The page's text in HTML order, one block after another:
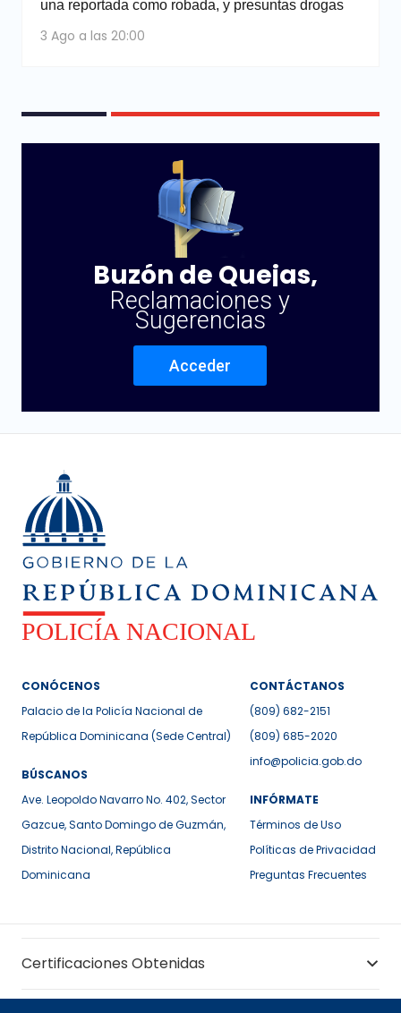
una reportada como robada, y presuntas drogas
3 Ago a las 20:00
Buzón de Quejas,
Reclamaciones y
Sugerencias
Acceder
CONÓCENOS
Palacio de la Policía Nacional de
República Dominicana (Sede Central)
BÚSCANOS
Ave. Leopoldo Navarro No. 402, Sector
Gazcue, Santo Domingo de Guzmán,
Distrito Nacional, República
Dominicana
CONTÁCTANOS
(809) 682-2151
(809) 685-2020
info@policia.gob.do
INFÓRMATE
Términos de Uso
Políticas de Privacidad
Preguntas Frecuentes
Certificaciones Obtenidas